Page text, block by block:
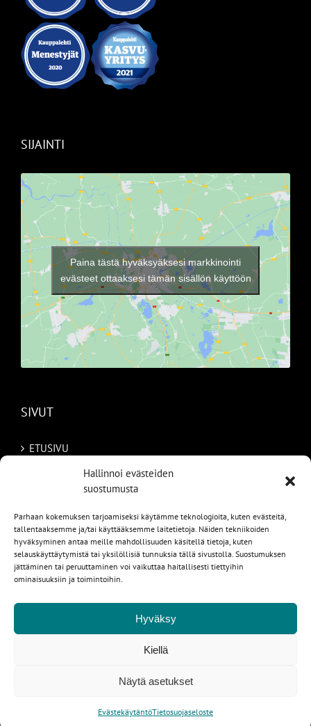
Hallinnoi evästeiden
suostumusta
Parhaan kokemuksen tarjoamiseksi käytämme teknologioita, kuten evästeitä,
tallentaaksemme ja/tai käyttääksemme laitetietoja. Näiden tekniikoiden
hyväksyminen antaa meille mahdollisuuden käsitellä tietoja, kuten
selauskäyttäytymistä tai yksilöllisiä tunnuksia tällä sivustolla. Suostumuksen
jättäminen tai peruuttaminen voi vaikuttaa haitallisesti tiettyihin
ominaisuuksiin ja toimintoihin.
Hyväksy
Kiellä
Näytä asetukset
EvästekäytäntöTietosuojaseloste
SIJAINTI
Paina tästä hyväksyäksesi markkinointi
evästeet ottaaksesi tämän sisällön käyttöön
SIVUT
ETUSIVU
TILAA AUTO RUOTSISTA
PALVELUT